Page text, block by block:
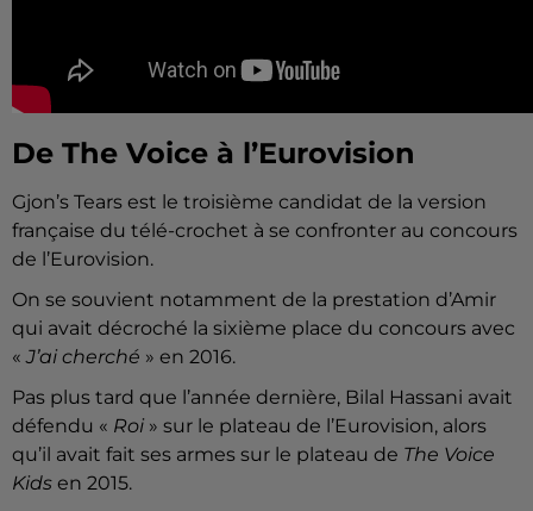
De The Voice à l’Eurovision
Gjon’s Tears est le troisième candidat de la version
française du télé-crochet à se confronter au concours
de l’Eurovision.
On se souvient notamment de la prestation d’Amir
qui avait décroché la sixième place du concours avec
«J’ai cherché » en 2016.
Pas plus tard que l’année dernière, Bilal Hassani avait
défendu « Roi » sur le plateau de l’Eurovision, alors
qu’il avait fait ses armes sur le plateau de The Voice
Kids en 2015.